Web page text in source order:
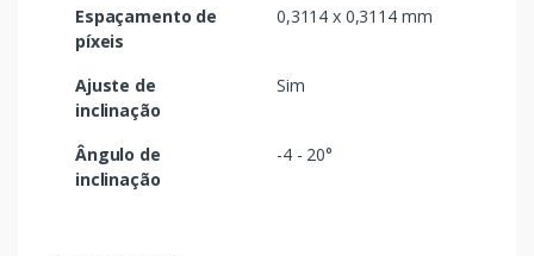
Espaçamento de
píxeis
0,3114 x 0,3114 mm
Ajuste de
inclinação
Sim
Ângulo de
inclinação
-4 - 20°